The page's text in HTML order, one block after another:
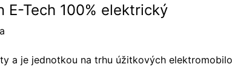
E-Tech 100% elektrický
a je jednotkou na trhu úžitkových